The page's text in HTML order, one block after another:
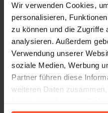
Wir verwenden Cookies,
personalisieren,
zu können und die Zugriffe
analysieren. Außerdem
Verwendung unserer
soziale Medien, Werbung
Partner führen diese
weiteren Daten
eingelagerte Waren
7.
7.1. Die Gewährleistung
Vorschriften.
7.2. Eine Garantie
abgegeben wurde.